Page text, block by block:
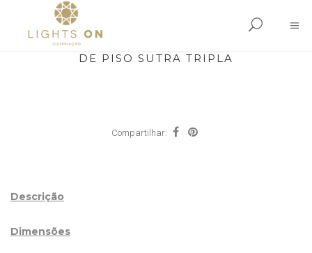
DE PISO SUTRA TRIPLA
Compartilhar:
Descrição
Dimensões